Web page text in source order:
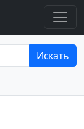
Искать